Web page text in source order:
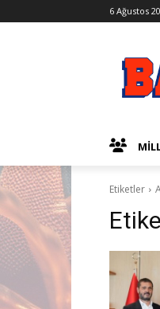
6 Ağustos
Etiketler